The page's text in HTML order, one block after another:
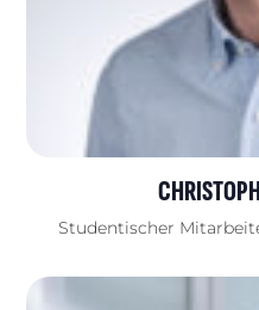
Studentischer